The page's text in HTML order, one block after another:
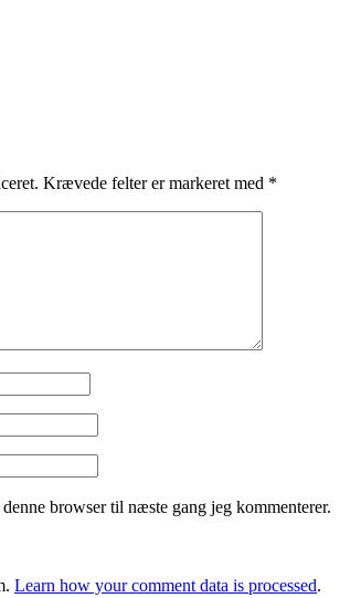
Krævede felter er markeret med *
browser til næste gang jeg kommenterer.
Learn how your comment data is processed.